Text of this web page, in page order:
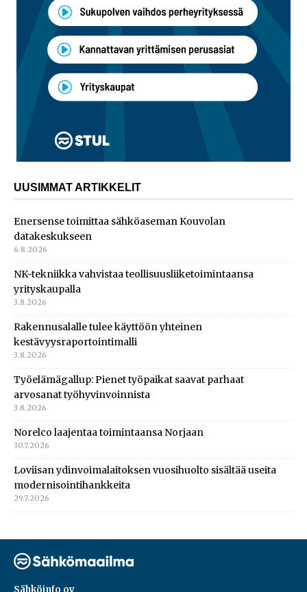
UUSIMMAT ARTIKKELIT
Enersense toimittaa sähköaseman Kouvolan
datakeskukseen
6.8.2026
NK-tekniikka vahvistaa teollisuusliiketoimintaansa
yrityskaupalla
3.8.2026
Rakennusalalle tulee käyttöön yhteinen
kestävyysraportointimalli
3.8.2026
Työelämägallup: Pienet työpaikat saavat parhaat
arvosanat työhyvinvoinnista
3.8.2026
Norelco laajentaa toimintaansa Norjaan
30.7.2026
Loviisan ydinvoimalaitoksen vuosihuolto sisältää useita
modernisointihankkeita
29.7.2026